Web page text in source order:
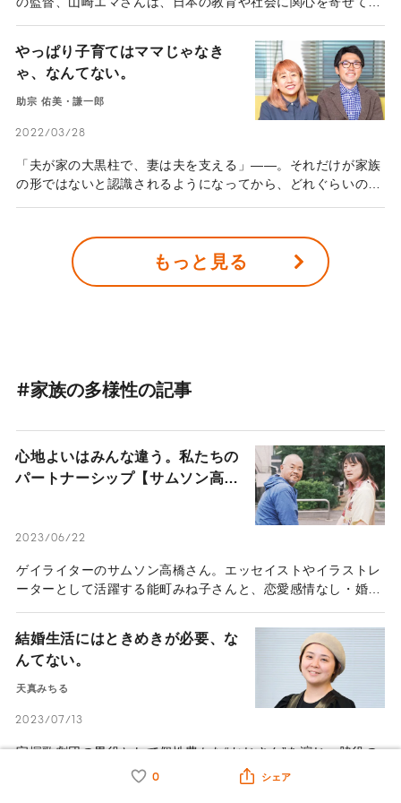
0 シェア
こともあったという彼女が、再び日本を舞台に作品を撮る理由
とは。そして、山崎さんの目から見た日本の小学校教育とは？
やっぱり子育てはママじゃなき
ゃ、なんてない。
助宗 佑美・謙一郎
2022/03/28
「夫が家の大黒柱で、妻は夫を支える」――。それだけが家族
の形ではないと認識されるようになってから、どれぐらいの年
働き家族が日本のスタンダードとなりつつある中、出産を機に
「妻が経済的な大黒柱、夫は家事・育児を担当」という選択を
した助宗佑美さんと謙一郎さん。大きな決断だったのでは？と
もっと見る
#家族の多様性の記事
心地よいはみんな違う。私たちの
パートナーシップ【サムソン高橋
2023/06/22
ゲイライターのサムソン高橋さん。エッセイストやイラストレ
ーターとして活躍する能町みね子さんと、恋愛感情なし・婚姻
つ。サムソンさんの視点から見た、「心地よいパートナーシッ
プ」について話を聞いた。
結婚生活にはときめきが必要、な
んてない。
天真みちる
2023/07/13
宝塚歌劇団の男役として個性豊かな“おじさん”を演じ、脇役の
トップスターになった天真みちるさん。私生活では2021年に
10年来の友人と結婚。交際期間を経ずに、いきなりの同棲スタ